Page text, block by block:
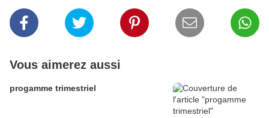
Vous aimerez aussi
progamme trimestriel